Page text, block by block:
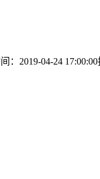
2019-04-24